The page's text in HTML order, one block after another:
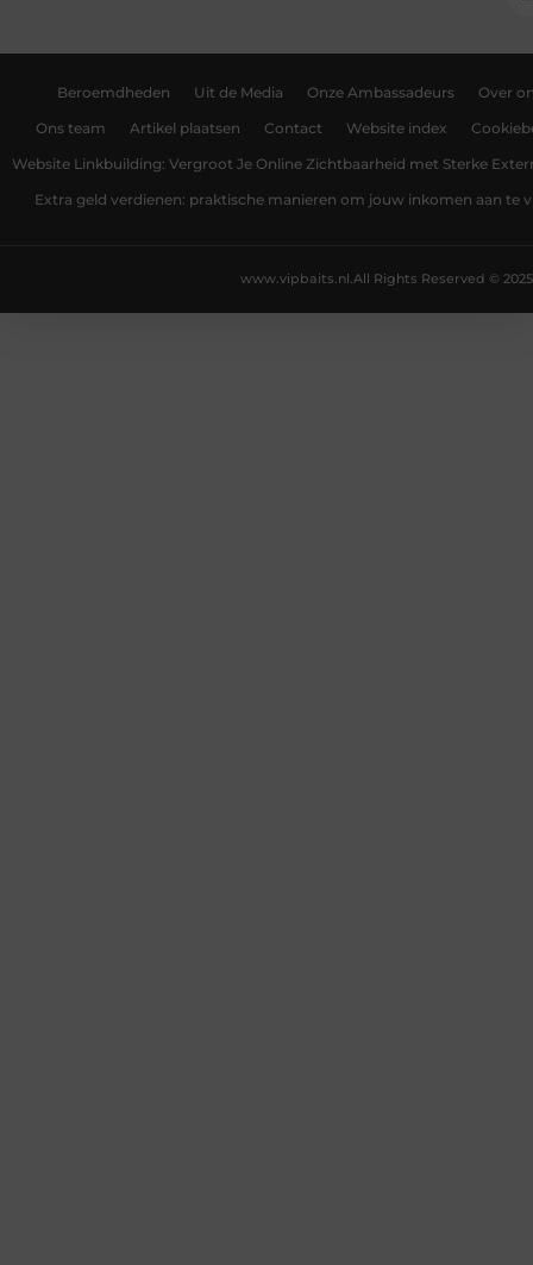
Beroemdheden Uit de Media Onze Ambassadeurs Over
Ons team Artikel plaatsen Contact Website index
Website Linkbuilding: Vergroot Je Online Zichtbaarheid met Sterke
Extra geld verdienen: praktische manieren om jouw inkomen aan te
All Rights Reserved © 2025
www.vipbaits.nl.